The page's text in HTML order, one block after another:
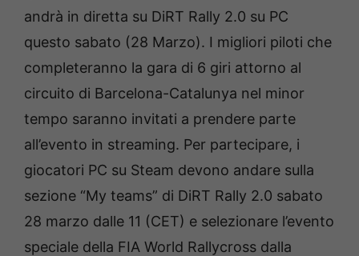
andrà in diretta su DiRT Rally 2.0 su PC
questo sabato (28 Marzo). I migliori piloti che
completeranno la gara di 6 giri attorno al
circuito di Barcelona-Catalunya nel minor
tempo saranno invitati a prendere parte
all’evento in streaming. Per partecipare, i
giocatori PC su Steam devono andare sulla
sezione “My teams” di DiRT Rally 2.0 sabato
28 marzo dalle 11 (CET) e selezionare l’evento
speciale della FIA World Rallycross dalla